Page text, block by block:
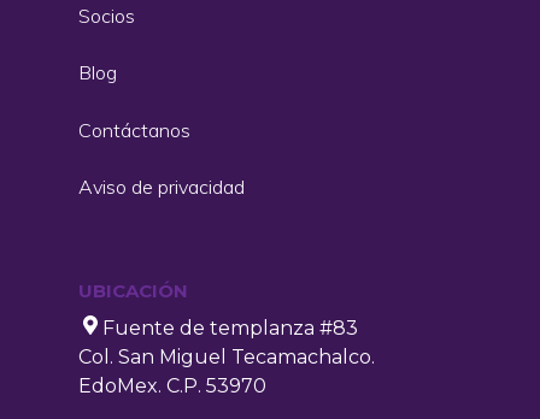
Socios
Blog
Contáctanos
Aviso de privacidad
UBICACIÓN
Fuente de templanza #83
Col. San Miguel Tecamachalco.
EdoMex. C.P. 53970